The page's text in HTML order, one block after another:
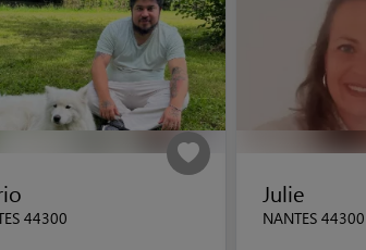
44300
Julie
NANTES 44300